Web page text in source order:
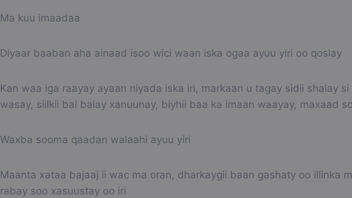
Ma kuu imaadaa
Diyaar baaban aha ainaad isoo wici waan iska ogaa ayuu yiri oo qoslay
Kan waa iga raayay ayaan niyada iska iri, markaan u tagay sidii shalay
wasay, siilkii bal balay xanuunay, biyhii baa ka imaan waayay, maxaad
Waxba sooma qaadan walaahi ayuu yiri
Maanta xataa bajaaj ii wac ma oran, dharkaygii baan gashaty oo illinka
rabay soo xasuustay oo iri